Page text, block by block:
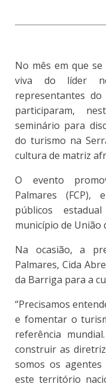
No mês em que
viva do líder
representantes
participaram,
seminário para
do turismo na
cultura de matriz
O evento
Palmares
públicos
município de União
Na ocasião, a
Palmares, Cida
da Barriga para a
“Precisamos
e fomentar o
referência
construir as
somos os
este território